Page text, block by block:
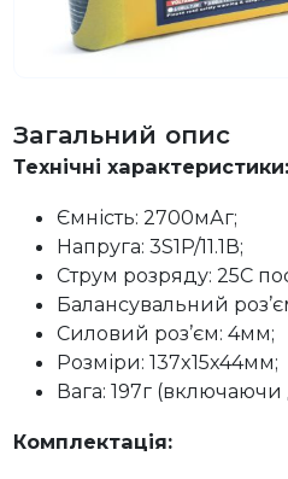
Загальний опис
Технічні характеристики:
Ємність: 2700мАг;
Напруга: 3S1P/11.1В;
Струм розряду: 25C
Балансувальний
Силовий роз’єм: 4мм;
Розміри: 137x15x44мм;
Вага: 197г (включаючи
Комплектація: